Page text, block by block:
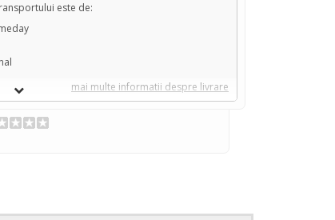
este de:
mai multe informatii despre livrare